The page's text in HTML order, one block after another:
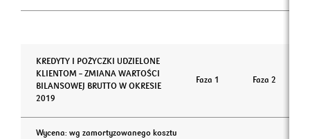
KREDYTY I POŻYCZKI UDZIELONE
KLIENTOM – ZMIANA WARTOŚCI
BILANSOWEJ BRUTTO W OKRESIE
2019
Faza 1 Faza 2
Wycena: wg zamortyzowanego kosztu